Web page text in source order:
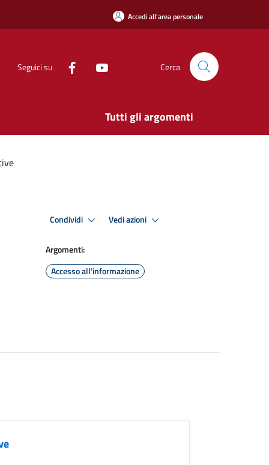
Accedi all'area personale
Seguici su Cerca
Tutti gli argomenti
Condividi Vedi azioni
Argomenti:
Accesso all'informazione